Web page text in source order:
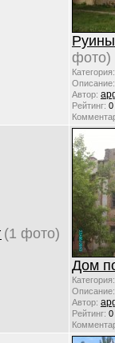
фото)
Категория:
Описание:
Автор:
Рейтинг: 0
(1 фото)
Дом
Категория:
Описание:
Автор:
Рейтинг: 0